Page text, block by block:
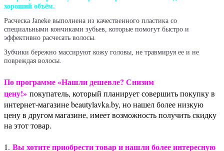
хороший объём.
Расческа Janeke выполнена из качественного пластика со
специальными кончиками зубьев, которые помогут быстро и
эффективно расчесать волосы.
Зубчики бережно массируют кожу головы, не травмируя ее и не
повреждая волосы.
травмирует кожу головы, не сушит локоны и волосы высушены за
несколько мгновений без всякого вреда.
Особенности расчески Janeke Superbrush:
По программе «Нашли дешевле? Снизим
цену!» покупатель, который планирует совершить покупку в
интернет-магазине beautylavka.by, но нашел более низкую
цену в другом магазине, имеет возможность получить скидку
на этот товар.
1. Вы хотите приобрести товар и нашли более интересную